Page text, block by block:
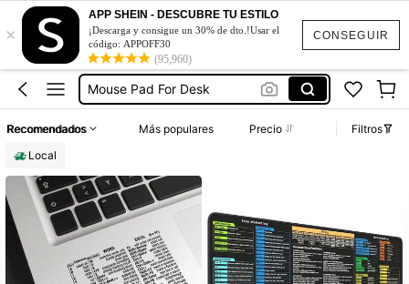
CONSEGUIR
×
APP SHEIN - DESCUBRE TU ESTILO
¡Descarga y consigue un 30% de dto.!Usar el
código: APPOFF30
(95,960)
Almohadilla Para Mouse
Mouse Pad
Mouse Pad For Desk
Mouse Pad
Recomendados Más populares Precio
Filtros
Local